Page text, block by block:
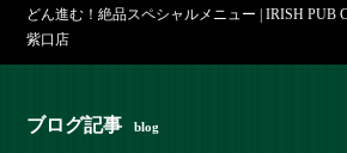
どん進む！絶品スペシャルメニュー | IRISH PUB
紫口店
ブログ記事 blog